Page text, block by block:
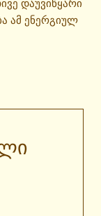
დაუვიწყარი
ამ ენერგიულ